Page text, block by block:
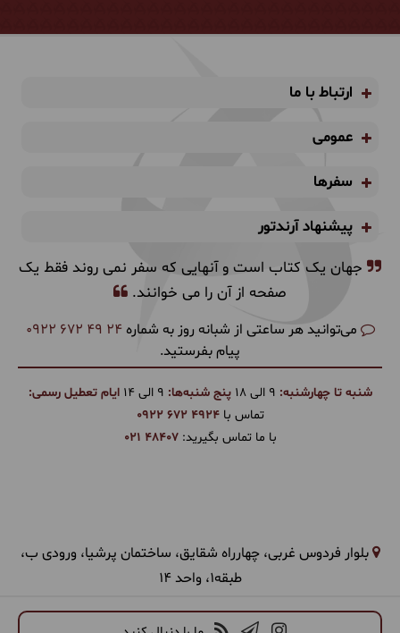
ارتباط با ما
عمومی
سفرها
پیشنهاد آرندتور
جهان یک کتاب است و آنهایی که سفر نمی روند فقط یک
صفحه از آن را می خوانند.
می‌توانید هر ساعتی از شبانه روز به شماره 0922 672 49 24
پیام بفرستید.
شنبه تا چهارشنبه: پنج شنبه‌ها:
ایام تعطیل رسمی:
تماس با0922 672 4924
با ما تماس بگیرید:021 48407
بلوار فردوس غربی، چهارراه شقایق، ساختمان پرشیا، ورودی ب،
طبقه1، واحد 14